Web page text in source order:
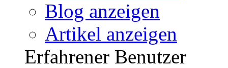
Blog anzeigen
Artikel anzeigen
Erfahrener Benutzer